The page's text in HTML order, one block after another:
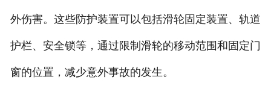
外伤害。这些防护装置可以包括滑轮固定装置、轨道
护栏、安全锁等，通过限制滑轮的移动范围和固定门
窗的位置，减少意外事故的发生。